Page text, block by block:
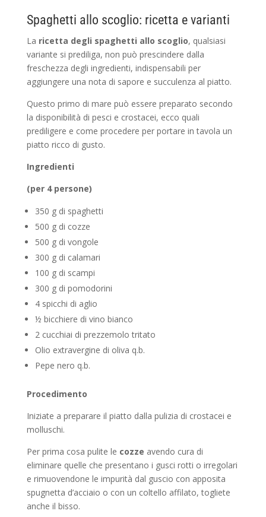
Spaghetti allo scoglio: ricetta e varianti
La ricetta degli spaghetti allo scoglio, qualsiasi
variante si prediliga, non può prescindere dalla
freschezza degli ingredienti, indispensabili per
aggiungere una nota di sapore e succulenza al piatto.
Questo primo di mare può essere preparato secondo
la disponibilità di pesci e crostacei, ecco quali
prediligere e come procedere per portare in tavola un
piatto ricco di gusto.
Ingredienti
(per 4 persone)
350 g di spaghetti
500 g di cozze
500 g di vongole
300 g di calamari
100 g di scampi
300 g di pomodorini
4 spicchi di aglio
½ bicchiere di vino bianco
2 cucchiai di prezzemolo tritato
Olio extravergine di oliva q.b.
Pepe nero q.b.
Procedimento
Iniziate a preparare il piatto dalla pulizia di crostacei e
molluschi.
Per prima cosa pulite le cozze avendo cura di
eliminare quelle che presentano i gusci rotti o irregolari
e rimuovendone le impurità dal guscio con apposita
spugnetta d’acciaio o con un coltello affilato, togliete
anche il bisso.